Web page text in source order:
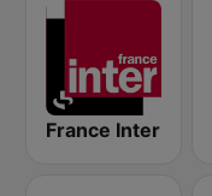
France Inter